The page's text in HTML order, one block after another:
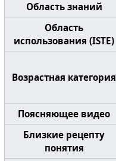
Область знаний
Область
использования (ISTE)
Возрастная категория
Поясняющее видео
Близкие рецепту
понятия